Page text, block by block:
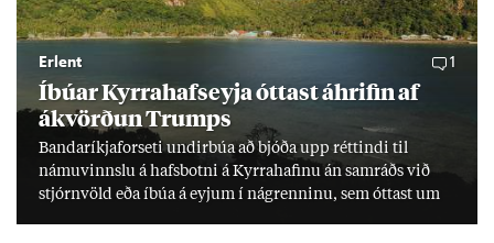
Erlent 1
Íbú­ar Kyrra­hafs­eyja ótt­ast áhrif­in af
ákvörð­un Trumps
Banda­ríkja­for­seti und­ir­búa að bjóða upp rétt­indi til
námu­vinnslu á hafs­botni á Kyrra­haf­inu án sam­ráðs við
stjórn­völd eða íbúa á eyj­um í ná­grenn­inu, sem ótt­ast um